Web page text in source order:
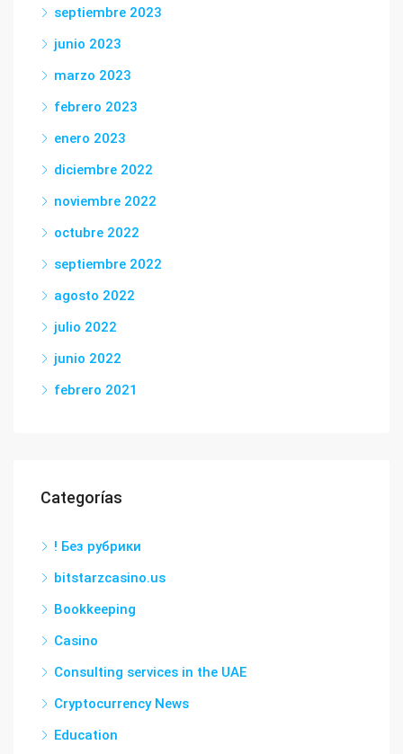
septiembre 2023
junio 2023
marzo 2023
febrero 2023
enero 2023
diciembre 2022
noviembre 2022
octubre 2022
septiembre 2022
agosto 2022
julio 2022
junio 2022
febrero 2021
Categorías
! Без рубрики
bitstarzcasino.us
Bookkeeping
Casino
Consulting services in the UAE
Cryptocurrency News
Education